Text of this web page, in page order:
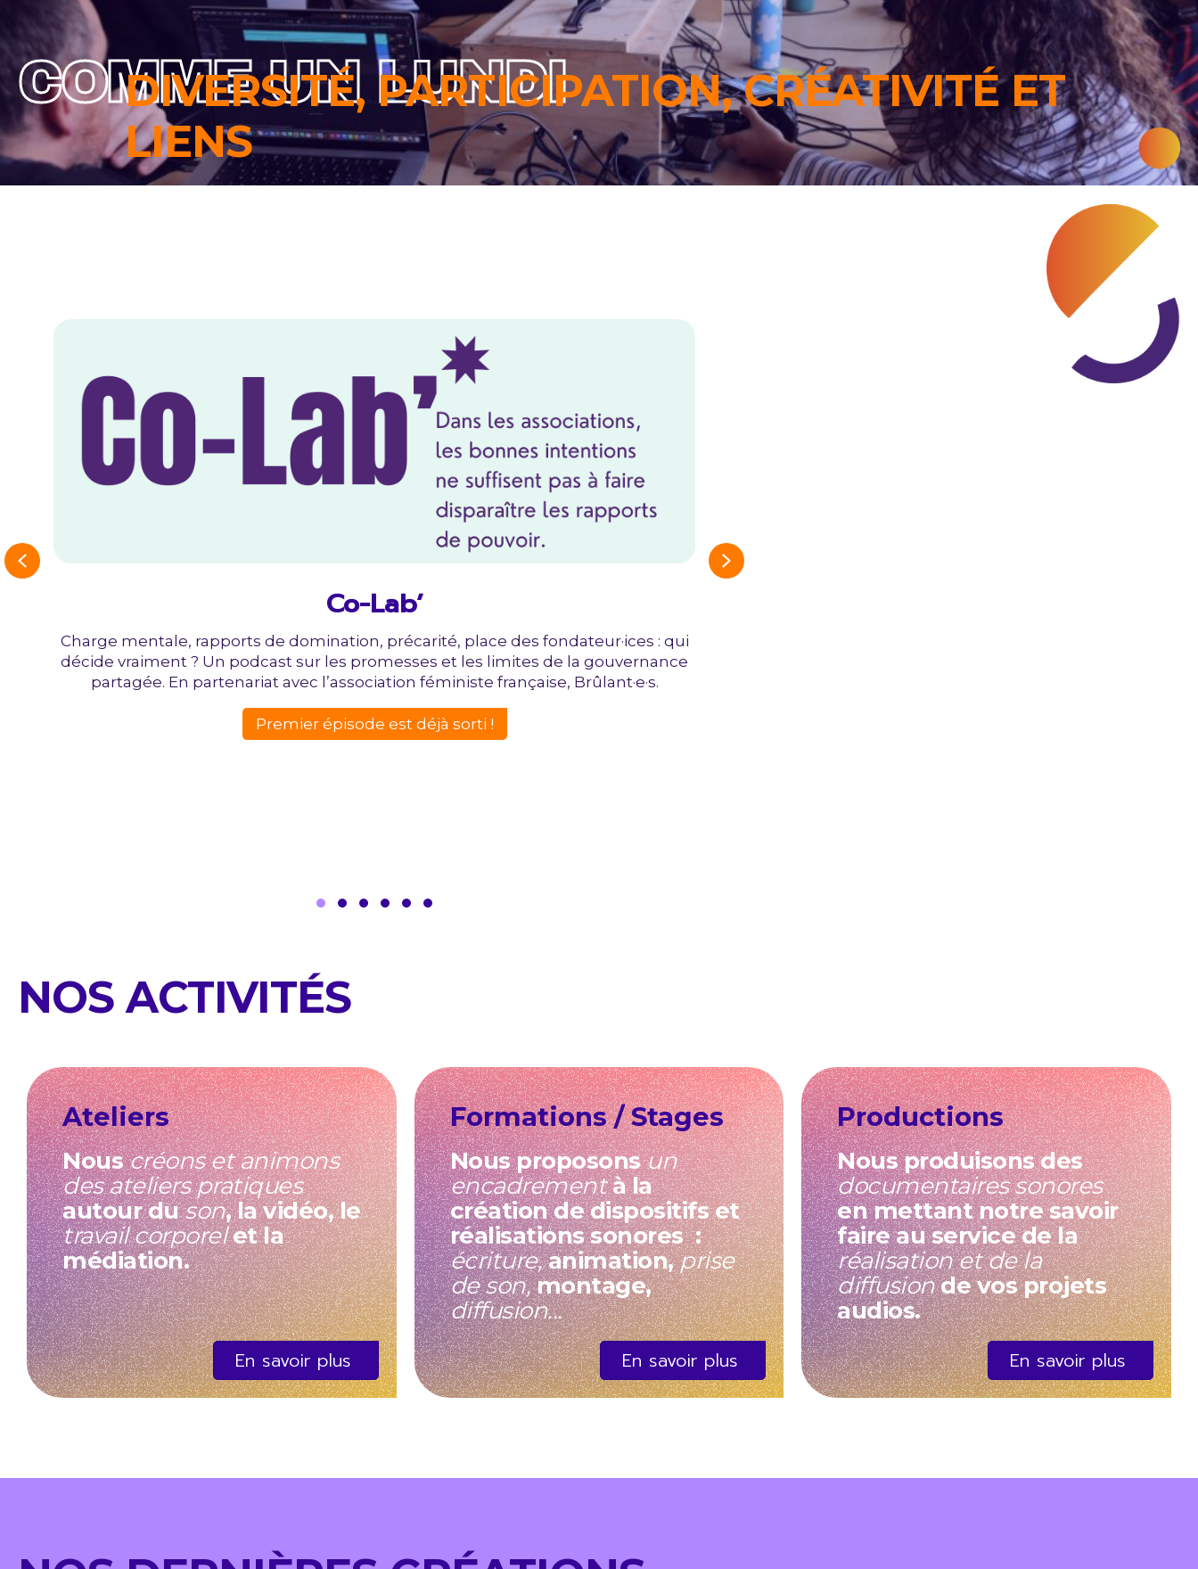
COMME UN LUNDI
DIVERSITÉ, PARTICIPATION, CRÉATIVITÉ ET
LIENS
Co-Lab’
Charge mentale, rapports de domination, précarité, place des fondateur·ices : qui
décide vraiment ? Un podcast sur les promesses et les limites de la gouvernance
partagée. En partenariat avec l’association féministe française, Brûlant·e·s.
Premier épisode est déjà sorti !
Previous Next
NOS ACTIVITÉS
Ateliers
Nouscréons et animons
des ateliers pratiques
autour duson, la vidéo, le
travail corporelet la
médiation.
En savoir plus
Formations / Stages
Nous proposonsun
encadrementà la
création de dispositifs et
réalisations sonores :
écriture,animation,prise
de son,montage,
diffusion...
En savoir plus
Productions
Nous produisons des
documentaires sonores
en mettant notre savoir
faire au service de la
réalisation et de la
diffusionde vos projets
audios.
En savoir plus